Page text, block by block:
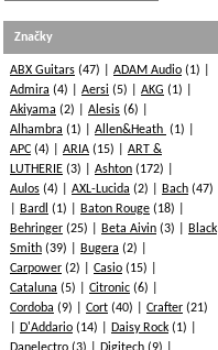
Značky
ABX Guitars (47) ADAM Audio (1)
Admira (4) Aersi (5) AKG (1)
Akiyama (2) Alesis (6)
Alhambra (1) Allen&Heath (1)
APC (4) ARIA (15)
ART &
LUTHERIE (3) Ashton (172)
Aulos (4) AXL-Lucida (2) Bach (47)
Bardl (1) Baton Rouge (18)
Behringer (25) Beta Aivin (3)
Black
Smith (39) Bugera (2)
Carpower (2) Casio (15)
Cataluna (5) Citronic (6)
Cordoba (9) Cort (40) Crafter (21)
D'Addario (14) Daisy Rock (1)